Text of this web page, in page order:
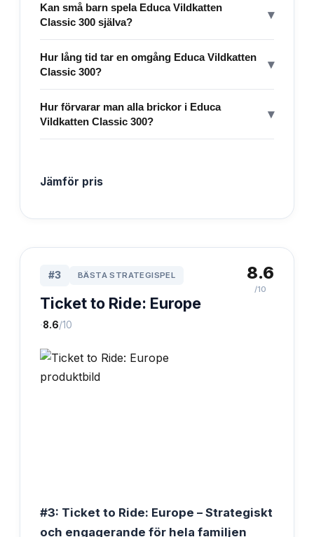
Kan små barn spela Educa Vildkatten
Classic 300 själva?
▾
Hur lång tid tar en omgång Educa Vildkatten
Classic 300?
▾
Hur förvarar man alla brickor i Educa
Vildkatten Classic 300?
▾
Jämför pris
#3 BÄSTA STRATEGISPEL
Ticket to Ride: Europe
·8.6/10
8.6
/10
#3: Ticket to Ride: Europe – Strategiskt
och engagerande för hela familjen